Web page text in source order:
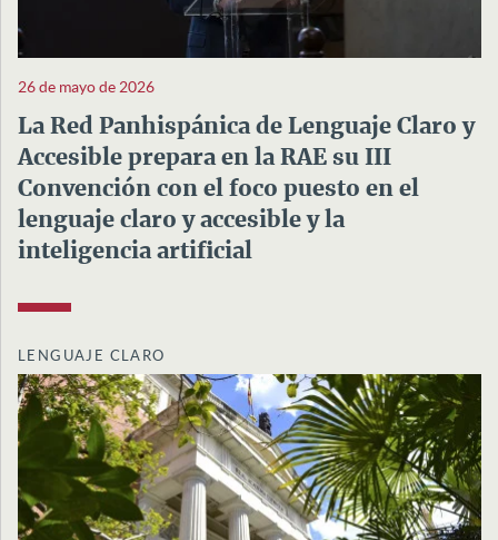
26 de mayo de 2026
La Red Panhispánica de Lenguaje Claro y
Accesible prepara en la RAE su III
Convención con el foco puesto en el
lenguaje claro y accesible y la
inteligencia artificial
LENGUAJE CLARO